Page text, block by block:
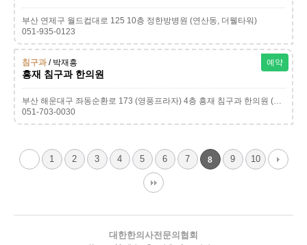
부산 연제구 월드컵대로 125 10층 정한방병원 (연산동, 더웰타워)
051-935-0123
침구과/ 박재흥
흥재 침구과 한의원
예약
부산 해운대구 좌동순환로 173 (영풍프라자) 4층 흥재 침구과 한의원 (좌동, 영풍프라자)
051-703-0030
1 2 3 4 5 6 7 8 9 10
대한한의사전문의협회